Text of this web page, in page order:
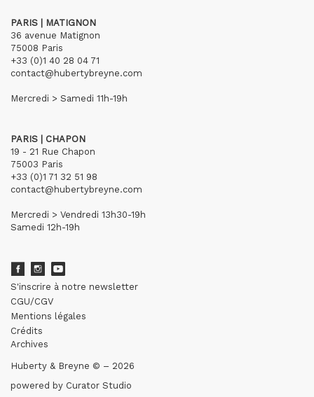
PARIS | MATIGNON
36 avenue Matignon
75008 Paris
+33 (0)1 40 28 04 71
contact@hubertybreyne.com
Mercredi > Samedi 11h-19h
PARIS | CHAPON
19 - 21 Rue Chapon
75003 Paris
+33 (0)1 71 32 51 98
contact@hubertybreyne.com
Mercredi > Vendredi 13h30-19h
Samedi 12h-19h
S'inscrire à notre newsletter
CGU/CGV
Mentions légales
Crédits
Archives
Huberty & Breyne © – 2026
powered by Curator Studio